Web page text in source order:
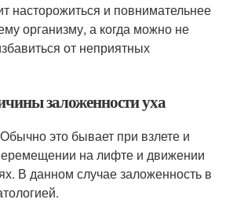
насторожиться и повнимательнее
организму, а когда можно не
от неприятных
заложенности уха
это бывает при взлете и
на лифте и движении
В данном случае заложенность в